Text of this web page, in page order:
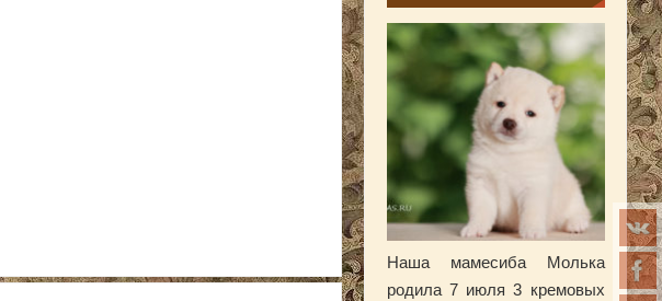
Наша мамесиба Молька
родила 7 июля 3 кремовых